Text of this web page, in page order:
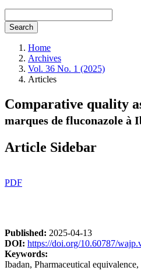
Search
Home
Archives
Vol. 36 No. 1 (2025)
Articles
Comparative quality
marques de fluconazole à
Article Sidebar
PDF
Published: 2025-04-13
DOI: https://doi.org/10.60787/
Keywords:
Ibadan, Pharmaceutical